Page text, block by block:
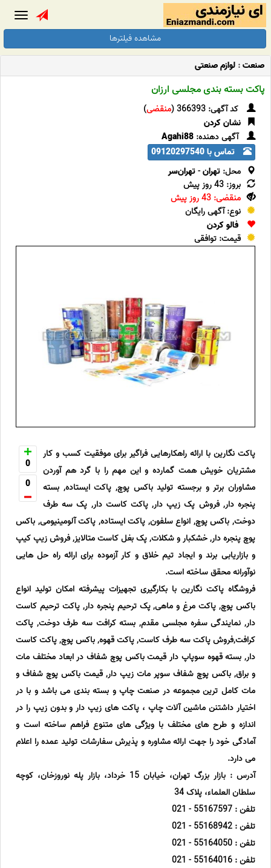
مشاهده فیلترها
صنعت: لوازم صنعتی
پاکت بسته بندی مجلسی ارزان
کد آگهی: 366393 ( منقضی)
نشان کردن
آگهی دهنده: Agahi88
تماس با 09120297540
محل: تهران-تهران‌سر
بروز: 43 روز پیش
منقضی: 43 روز پیش
نوع: آگهی رایگان
فالو کردن
قیمت: توافقی
0
0
پاکت نگارین با ارائه راهکارهایی فراگیر برای موفقیت کسب و کار
مشتریان خویش همت گمارده و این مهم را با گرد هم آوردن
مشاوران برتر و برجسته تولید باکس پوچ, پاکت ایستاده, بسته
پنجره دار, فروش پک زیپ دار, پاکت کاست دار, پک سه طرف
دوخت, باکس پوچ, انواع سلفون, پاکت ایستاده, پاکت آلومینیومی, باکس
پوچ پنجره دار, خشکبار و شکلات, پک بغل کاست متالایز, فروش زیپ کیپ
و بازاریابی برند و ایجاد تیم خلاق و کار آزموده برای ارائه راه حل هایی
نوآورانه محقق ساخته است.
فروشگاه پاکت نگارین با بکارگیری تجهیزات پیشرفته امکان تولید انواع
باکس پوچ, پاکت مرغ و ماهی, پک ترحیم پنجره دار, پاکت ترحیم کاست
دار, نمایندگی سفره مجلسی مقدم, بسته کرافت سه طرف دوخت, پاکت
کرافت,فروش پاکت سه طرف کاست, پاکت قهوه, باکس پوچ, پاکت کاست
دار, بسته قهوه سوپاپ دار قیمت باکس پوچ شفاف در ابعاد مختلف مات
و براق, باکس پوچ شفاف سوپر مات زیپ دار, قیمت باکس پوچ شفاف و
مات کامل ترین مجموعه در صنعت چاپ و بسته بندی می باشد و با در
اختیار داشتنن ماشین آلات چاپ ، پاکت های زیپ دار و بدون زیپ را در
اندازه و طرح های مختلف با ویژگی های متنوع فراهم ساخته است و
آمادگی خود را جهت ارائه مشاوره و پذیرش سفارشات تولید عمده را اعلام
می دارد.
آدرس : بازار بزرگ تهران، خیابان 15 خرداد، بازار پله نوروزخان، کوچه
سلطان العلماء، پلاک 34
تلفن : 55167597 - 021
تلفن : 55168942 - 021
تلفن : 55164050 - 021
تلفن : 55164016 - 021